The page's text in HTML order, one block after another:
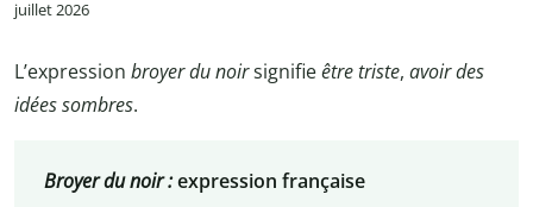
juillet 2026
L’expression broyer du noirsignifieêtre triste, avoir des
idées sombres.
Broyer du noir :expression française